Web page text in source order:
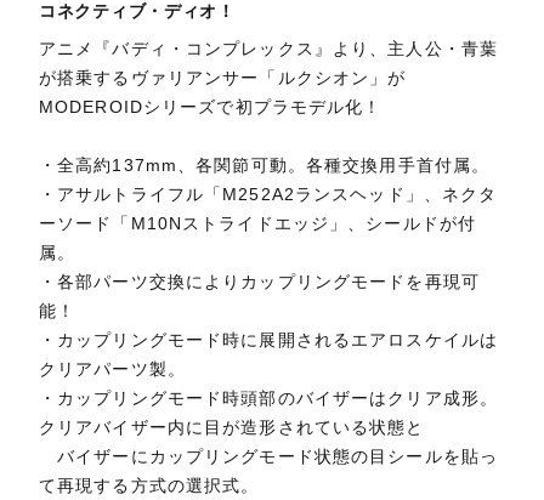
コネクティブ・ディオ！
アニメ『バディ・コンプレックス』より、主人公・青葉
が搭乗するヴァリアンサー「ルクシオン」が
MODEROIDシリーズで初プラモデル化！
・全高約137mm、各関節可動。各種交換用手首付属。
・アサルトライフル「M252A2ランスヘッド」、ネクタ
ーソード「M10Nストライドエッジ」、シールドが付
属。
・各部パーツ交換によりカップリングモードを再現可
能！
・カップリングモード時に展開されるエアロスケイルは
クリアパーツ製。
・カップリングモード時頭部のバイザーはクリア成形。
クリアバイザー内に目が造形されている状態と
バイザーにカップリングモード状態の目シールを貼っ
て再現する方式の選択式。